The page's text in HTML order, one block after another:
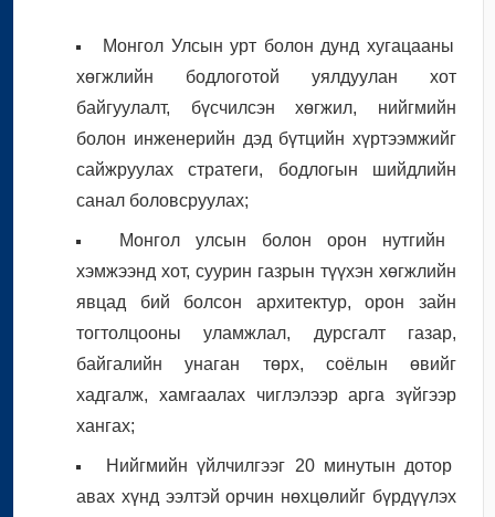
Монгол Улсын урт болон дунд хугацааны
хөгжлийн бодлоготой уялдуулан хот
байгуулалт, бүсчилсэн хөгжил, нийгмийн
болон инженерийн дэд бүтцийн хүртээмжийг
сайжруулах стратеги, бодлогын шийдлийн
санал боловсруулах;
Монгол улсын болон орон нутгийн
хэмжээнд хот, суурин газрын түүхэн хөгжлийн
явцад бий болсон архитектур, орон зайн
тогтолцооны уламжлал, дурсгалт газар,
байгалийн унаган төрх, соёлын өвийг
хадгалж, хамгаалах чиглэлээр арга зүйгээр
хангах;
Нийгмийн үйлчилгээг 20 минутын дотор
авах хүнд ээлтэй орчин нөхцөлийг бүрдүүлэх